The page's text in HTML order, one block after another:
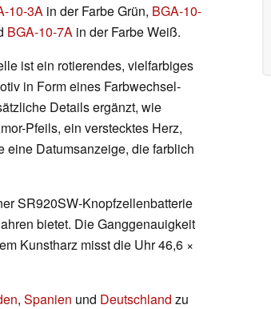
10-3A in der Farbe Grün, BGA-10-
BGA-10-7A in der Farbe Weiß.
ist ein rotierendes, vielfarbiges
in Form eines Farbwechsel-
Details ergänzt, wie
Pfeils, ein verstecktes Herz,
eine Datumsanzeige, die farblich
SR920SW-Knopfzellenbatterie
bietet. Die Ganggenauigkeit
Kunstharz misst die Uhr 46,6 ×
, Spanien und Deutschland zu